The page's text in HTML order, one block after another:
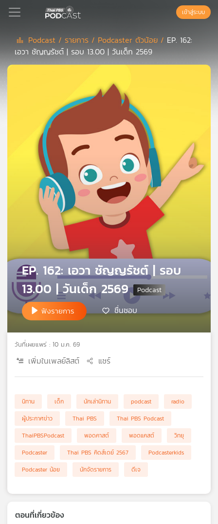
Podcast
เพลง
บทความ
ข่าว
และ
เอส
เข้าสู่ระบบ
Podcast / รายการ / Podcaster ตัวน้อย / EP. 162:
เอวา ชัญญรัชต์ | รอบ 13.00 | วันเด็ก 2569
EP. 162: เอวา ชัญญรัชต์ | รอบ
13.00 | วันเด็ก 2569
ฟังรายการ ชื่นชอบ
วันที่เผยแพร่ : 10 ม.ค. 69
เพิ่มในเพลย์ลิสต์ แชร์
นิทาน เด็ก นักเล่านิทาน podcast
radio
ผู้ประกาศข่าว
Thai PBS
Thai PBS Podcast
ThaiPBSPodcast
พอดคาสต์ พอดแคสต์
วิทยุ
Podcaster
Thai PBS คิดส์เดย์ 2567
Podcasterkids
Podcaster น้อย
นักจัดรายการ ดีเจ
ตอนที่เกี่ยวข้อง